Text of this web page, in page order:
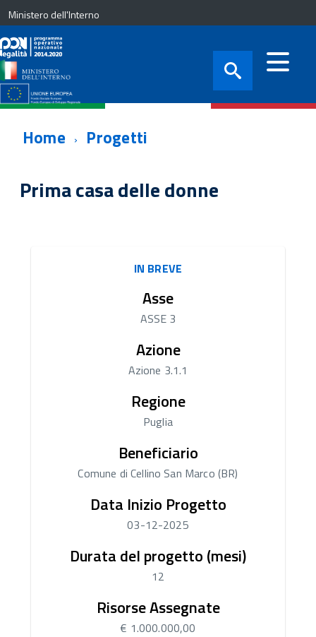
Ministero dell'Interno
Home Progetti
Prima casa delle donne
IN BREVE
Asse
ASSE 3
Azione
Azione 3.1.1
Regione
Puglia
Beneficiario
Comune di Cellino San Marco (BR)
Data Inizio Progetto
03-12-2025
Durata del progetto (mesi)
12
Risorse Assegnate
€ 1.000.000,00